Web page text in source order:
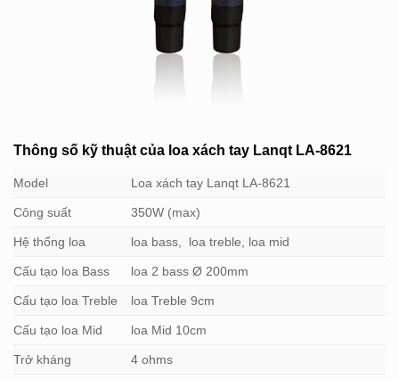
Thông số kỹ thuật của loa xách tay Lanqt LA-8621
Model Loa xách tay Lanqt LA-8621
Công suất 350W (max)
Hệ thống loa loa bass, loa treble, loa mid
Cấu tạo loa Bass loa 2 bass Ø 200mm
Cấu tạo loa Treble loa Treble 9cm
Cấu tạo loa Mid loa Mid 10cm
Trở kháng 4 ohms